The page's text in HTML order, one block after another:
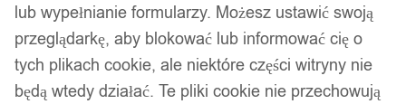
lub wypełnianie formularzy. Możesz ustawić swoją
przeglądarkę, aby blokować lub informować cię o
tych plikach cookie, ale niektóre części witryny nie
będą wtedy działać. Te pliki cookie nie przechowują